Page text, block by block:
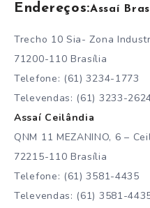
Endereços:Assaí
Trecho 10 Sia- Zona
71200-110 Brasília
Telefone: (61) 3234-1773
Televendas: (61) 3233-
Assaí Ceilândia
QNM 11 MEZANINO, 6 –
72215-110 Brasília
Telefone: (61) 3581-4435
Televendas: (61) 3581-